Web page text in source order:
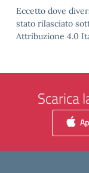
Eccetto dove
stato rilasciato
Attribuzione 4.0
Scarica